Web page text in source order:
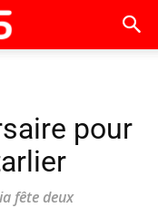
pour
fête deux